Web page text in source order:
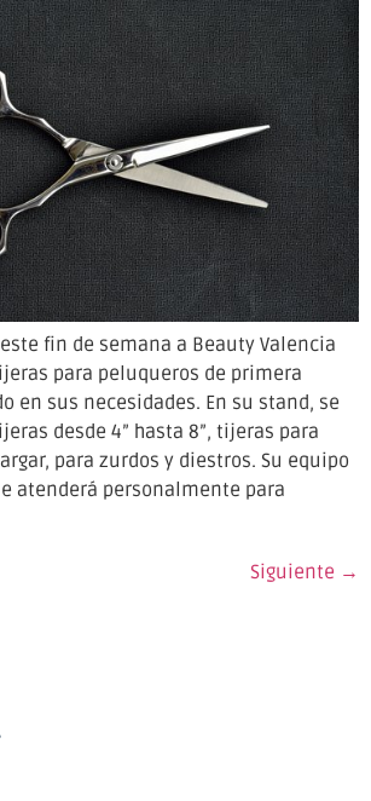
fin de semana a Beauty Valencia
para peluqueros de primera
en sus necesidades. En su stand, se
desde 4” hasta 8”, tijeras para
para zurdos y diestros. Su equipo
atenderá personalmente para
Siguiente →